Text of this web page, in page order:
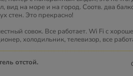
вид на море и на город. Соотв. два
стен. Это прекрасно!
совок. Все работает. Wi Fi с
холодильник, телевизор, все
отстой.